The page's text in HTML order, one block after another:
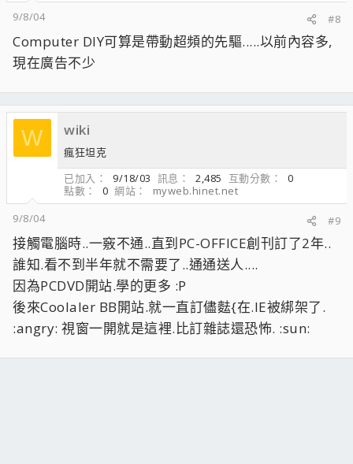
9/8/04
#8
Computer DIY可算是帶動超頻的先驅.....以前內容多,
現在廣告不少
W wiki
瘋狂坦克
已加入
9/18/03 訊息 2,485 互動分數
0
點數
0 網站
myweb.hinet.net
9/8/04
#9
接觸電腦時..一竅不通..直到PC-OFFICE創刊訂了2年..
誰知.看不到半年就不需要了..通通送人....
因為PCDVD開站.學的更多 :P
後來Coolaler BB開站.就一直訂儘麮{在.IE被綁架了.
:angry: 視窗一開就是這裡.比訂雜誌還恐怖. :sun: